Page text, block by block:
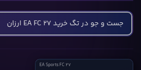
EA
EA Sports FC 27